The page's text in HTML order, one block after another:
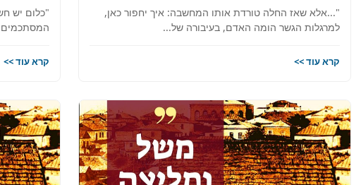
"...אלא שאז החלה טורדת אותו המחשבה: איך יחפור כאן,
למרגלות הגשר הומה האדם, בעיבורה של...
קרא עוד >>
"כלום יש
המסתכמים
קרא עוד >>
לכניסה לאינדקס ➔